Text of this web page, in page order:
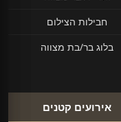
חבילות הצילום
בלוג בר/בת מצווה
אירועים קטנים